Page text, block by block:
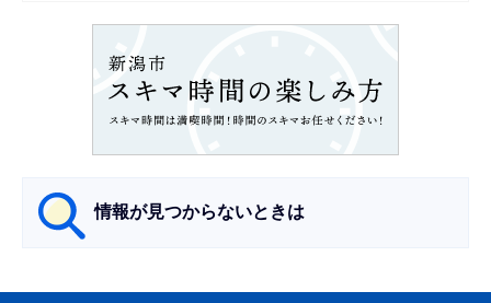
情報が見つからないときは